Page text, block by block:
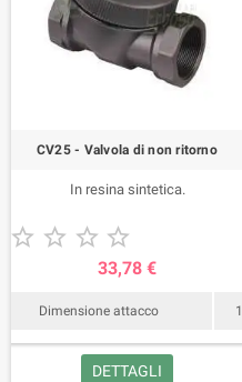
CV25 - Valvola di non ritorno
In resina sintetica.
   
33,78 €
Dimensione attacco 1"
DETTAGLI